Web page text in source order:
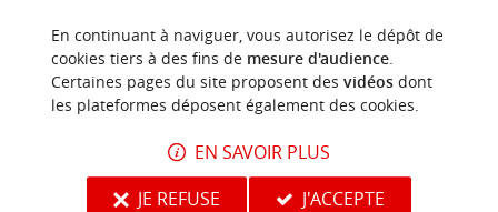
En continuant à naviguer, vous autorisez le dépôt de
cookies tiers à des fins de mesure d'audience.
Certaines pages du site proposent des vidéosdont
les plateformes déposent également des cookies.
EN SAVOIR PLUS
JE REFUSE
J'ACCEPTE